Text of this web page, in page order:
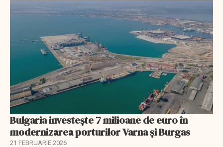
Bulgaria investește 7 milioane de euro în
modernizarea porturilor Varna și Burgas
21 FEBRUARIE 2026